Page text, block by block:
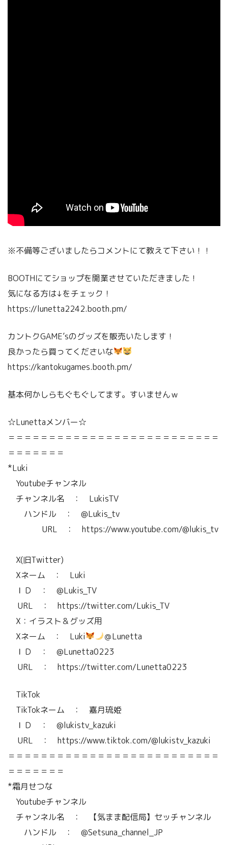
※不備等ございましたらコメントにて教えて下さい！！
BOOTHにてショップを開業させていただきました！
気になる方は↓をチェック！
https://lunetta2242.booth.pm/
カントクGAME’sのグッズを販売いたします！
良かったら買ってくださいな
https://kantokugames.booth.pm/
基本何かしらもぐもぐしてます。すいませんｗ
☆Lunettaメンバー☆
＝＝＝＝＝＝＝＝＝＝＝＝＝＝＝＝＝＝＝＝＝＝＝＝＝＝
＝＝＝＝＝＝＝
*Luki
Youtubeチャンネル
チャンネル名 ： LukisTV
ハンドル ： @Lukis_tv
URL ： https://www.youtube.com/@lukis_tv
X(旧Twitter)
Xネーム ： Luki
ＩＤ ： @Lukis_TV
URL ： https://twitter.com/Lukis_TV
X：イラスト＆グッズ用
Xネーム ： Luki
＠Lunetta
ＩＤ ： @Lunetta0223
URL ： https://twitter.com/Lunetta0223
TikTok
TikTokネーム ： 嘉月琉姫
ＩＤ ： @lukistv_kazuki
URL ： https://www.tiktok.com/@lukistv_kazuki
＝＝＝＝＝＝＝＝＝＝＝＝＝＝＝＝＝＝＝＝＝＝＝＝＝＝
＝＝＝＝＝＝＝
*霜月せつな
Youtubeチャンネル
チャンネル名 ： 【気まま配信局】セッチャンネル
ハンドル ： @Setsuna_channel_JP